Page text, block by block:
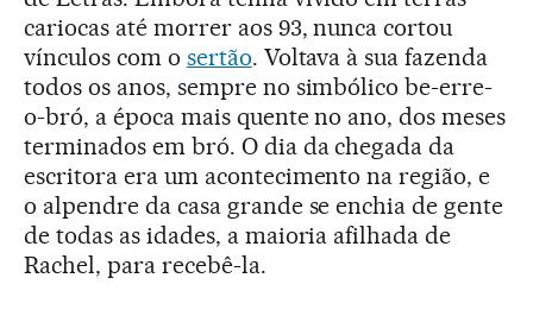
cariocas até morrer aos 93, nunca cortou
vínculos com o sertão. Voltava à sua fazenda
todos os anos, sempre no simbólico be-erre-
o-bró, a época mais quente no ano, dos meses
terminados em bró. O dia da chegada da
escritora era um acontecimento na região, e
o alpendre da casa grande se enchia de gente
de todas as idades, a maioria afilhada de
Rachel, para recebê-la.